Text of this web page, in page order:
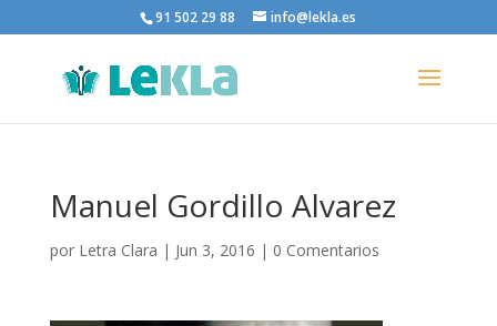
91 502 29 88 info@lekla.es
Manuel Gordillo Alvarez
por Letra Clara | Jun 3, 2016 | 0 Comentarios